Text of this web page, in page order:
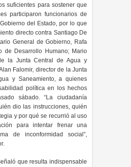
suficientes para sostener que
participaron funcionarios de
del Estado, por lo que
directo contra Santiago De
General de Gobierno, Rafa
de Desarrollo Humano; Mario
la Junta Central de Agua y
Falomir, director de la Junta
y Saneamiento, a quienes
política en los hechos
sábado. “La ciudadanía
dio las instrucciones, quién
y por qué se recurrió al uso
para intentar frenar una
de inconformidad social”,
que resulta indispensable